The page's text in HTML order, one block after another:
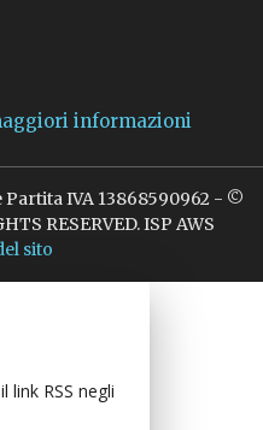
informazioni
IVA 13868590962 - ©
RESERVED. ISP AWS
sito
link RSS negli